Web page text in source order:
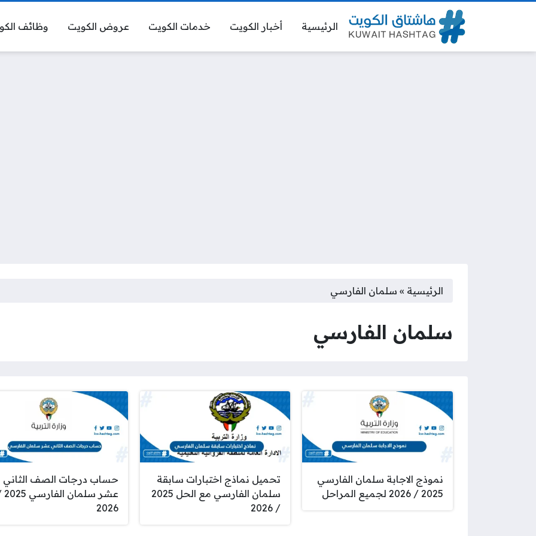
الرئيسية أخبار الكويت خدمات الكويت عروض الكويت وظائف
الرئيسية » سلمان الفارسي
سلمان الفارسي
نموذج الاجابة سلمان الفارسي
2025 / 2026 لجميع المراحل
تحميل نماذج اختبارات سابقة
سلمان الفارسي مع الحل 2025
/ 2026
حساب درجات الصف الثاني
عشر
2026